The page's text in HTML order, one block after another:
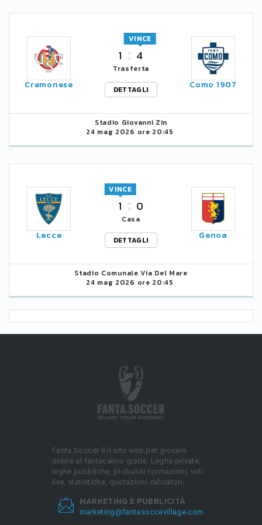
Cremonese
1 4
VINCE
Trasferta
DETTAGLI
Como 1907
Stadio Giovanni Zin
24 mag 2026 ore 20:45
Lecce
1
VINCE
0
Casa
DETTAGLI
Genoa
Stadio Comunale Via Del Mare
24 mag 2026 ore 20:45
Fanta.Soccer è il sito web per giocare
online al fantacalcio gratis. Leghe private,
leghe pubbliche, probabili formazioni, voti
live, statistiche, quotazioni calciatori.
MARKETING E PUBBLICITÀ
marketing@fantasoccevillage.com